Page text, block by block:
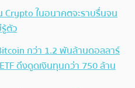
Crypto ในอนาคตจะราบรื่นจน
ตัว
กว่า 1.2 พันล้านดอลลาร์
ดึงดูดเงินทุนกว่า 750 ล้าน